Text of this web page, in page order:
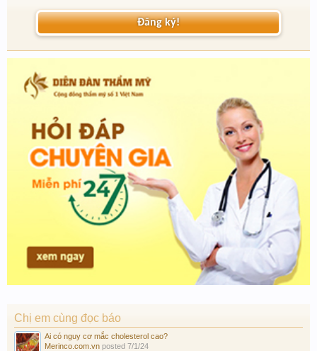
Đăng ký!
Chị em cùng đọc báo
Ai có nguy cơ mắc cholesterol cao?
Merinco.com.vn posted 7/1/24